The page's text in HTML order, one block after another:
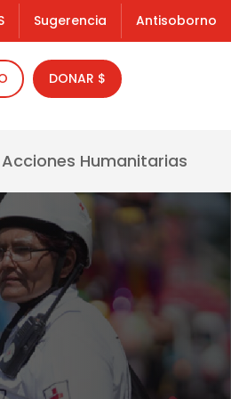
Sugerencia Antisoborno
DONAR $
Acciones Humanitarias